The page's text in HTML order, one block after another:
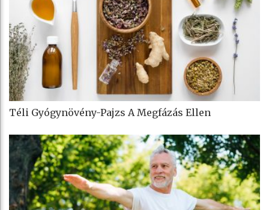
Téli Gyógynövény-Pajzs A Megfázás Ellen